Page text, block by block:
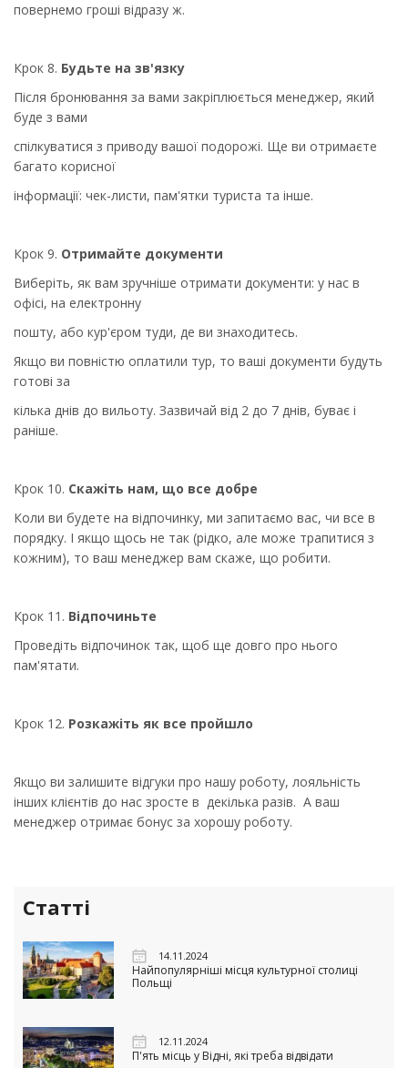
повернемо гроші відразу ж.
Крок 8. Будьте на зв'язку
Після бронювання за вами закріплюється менеджер, який
буде з вами
спілкуватися з приводу вашої подорожі. Ще ви отримаєте
багато корисної
інформації: чек-листи, пам'ятки туриста та інше.
Крок 9. Отримайте документи
Виберіть, як вам зручніше отримати документи: у нас в
офісі, на електронну
пошту, або кур'єром туди, де ви знаходитесь.
Якщо ви повністю оплатили тур, то ваші документи будуть
готові за
кілька днів до вильоту. Зазвичай від 2 до 7 днів, буває і
раніше.
Крок 10. Скажіть нам, що все добре
Коли ви будете на відпочинку, ми запитаємо вас, чи все в
порядку. І якщо щось не так (рідко, але може трапитися з
кожним), то ваш менеджер вам скаже, що робити.
Крок 11. Відпочиньте
Проведіть відпочинок так, щоб ще довго про нього
пам'ятати.
Крок 12. Розкажіть як все пройшло
Якщо ви залишите відгуки про нашу роботу, лояльність
інших клієнтів до нас зросте в декілька разів. А ваш
менеджер отримає бонус за хорошу роботу.
Статті
14.11.2024
Найпопулярніші місця культурної столиці
Польщі
12.11.2024
П'ять місць у Відні, які треба відвідати